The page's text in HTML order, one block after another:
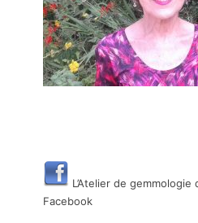
L’Atelier de
Facebook